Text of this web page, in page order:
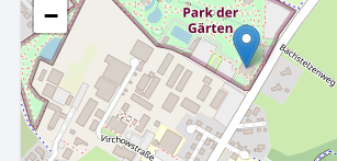
−